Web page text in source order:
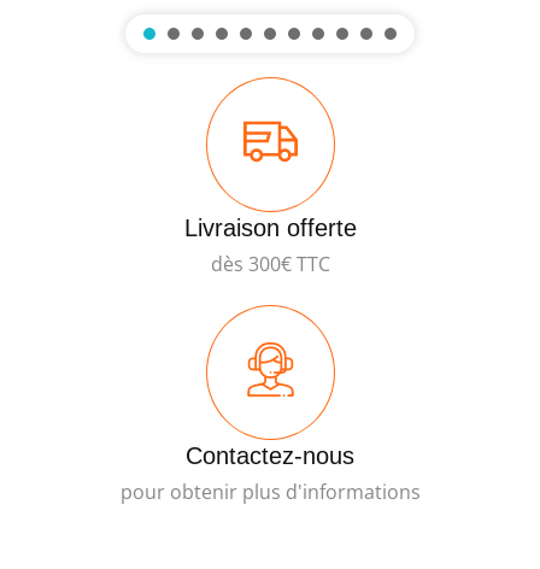
Livraison offerte
dès 300€ TTC
Contactez-nous
pour obtenir plus d'informations